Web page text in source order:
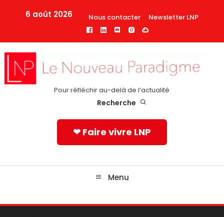
6 août 2026 Nous contacter Newsletter LNP
Pour réfléchir au-delà de l’actualité
Recherche
❤ Faire vivre LNP
Menu